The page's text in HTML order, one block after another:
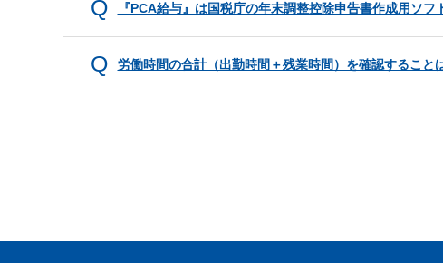
『PCA給与』は国税庁の年末調整控除申告書作成用ソフ
労働時間の合計（出勤時間＋残業時間）を確認すること